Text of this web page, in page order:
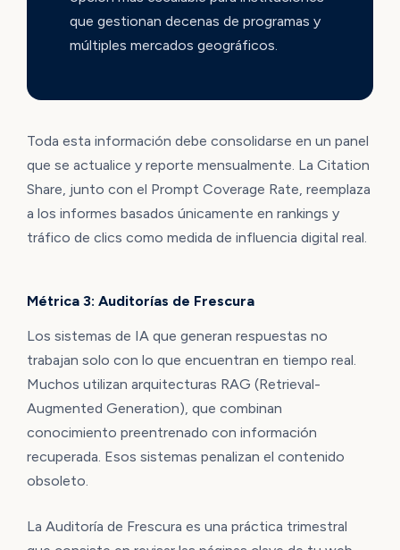
que gestionan decenas de programas y
múltiples mercados geográficos.
Toda esta información debe consolidarse en un panel
que se actualice y reporte mensualmente. La Citation
Share, junto con el Prompt Coverage Rate, reemplaza
a los informes basados únicamente en rankings y
tráfico de clics como medida de influencia digital real.
Métrica 3: Auditorías de Frescura
Los sistemas de IA que generan respuestas no
trabajan solo con lo que encuentran en tiempo real.
Muchos utilizan arquitecturas RAG (Retrieval-
Augmented Generation), que combinan
conocimiento preentrenado con información
recuperada. Esos sistemas penalizan el contenido
obsoleto.
La Auditoría de Frescura es una práctica trimestral